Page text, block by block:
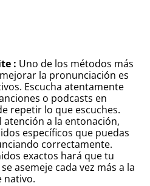
: Uno de los métodos más
la pronunciación es
Escucha atentamente
o podcasts en
repetir lo que escuches.
atención a la entonación,
específicos que puedas
correctamente.
exactos hará que tu
asemeje cada vez más a la
nativo.